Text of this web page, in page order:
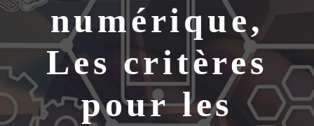
numérique,
Les critères
pour les